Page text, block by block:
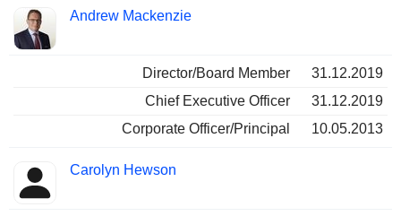
Andrew Mackenzie
Director/Board Member
31.12.2019
Chief Executive Officer
31.12.2019
Corporate Officer/Principal
10.05.2013
Carolyn Hewson